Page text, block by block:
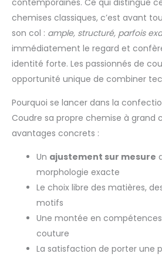
chemises classiques, c’est avant
son col : ample, structuré, parfois
immédiatement le regard et
identité forte. Les passionnés de
opportunité unique de combiner
Pourquoi se lancer dans la
Coudre sa propre chemise à grand
avantages concrets :
Un ajustement sur mesure
morphologie exacte
Le choix libre des matières,
motifs
Une montée en
couture
La satisfaction de porter une